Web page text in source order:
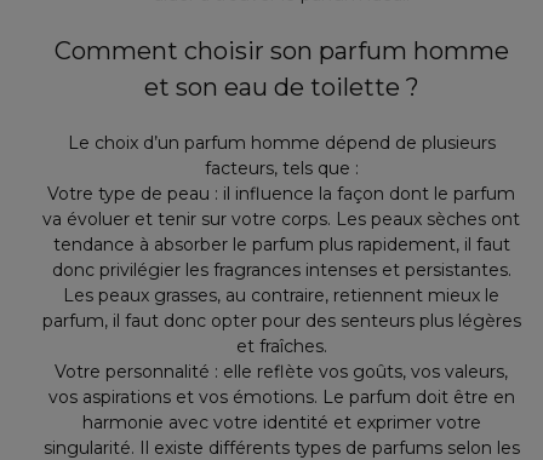
Comment choisir son parfum homme
et son eau de toilette ?
Le choix d’un parfum homme dépend de plusieurs
facteurs, tels que :
Votre type de peau : il influence la façon dont le parfum
va évoluer et tenir sur votre corps. Les peaux sèches ont
tendance à absorber le parfum plus rapidement, il faut
donc privilégier les fragrances intenses et persistantes.
Les peaux grasses, au contraire, retiennent mieux le
parfum, il faut donc opter pour des senteurs plus légères
et fraîches.
Votre personnalité : elle reflète vos goûts, vos valeurs,
vos aspirations et vos émotions. Le parfum doit être en
harmonie avec votre identité et exprimer votre
singularité. Il existe différents types de parfums selon les